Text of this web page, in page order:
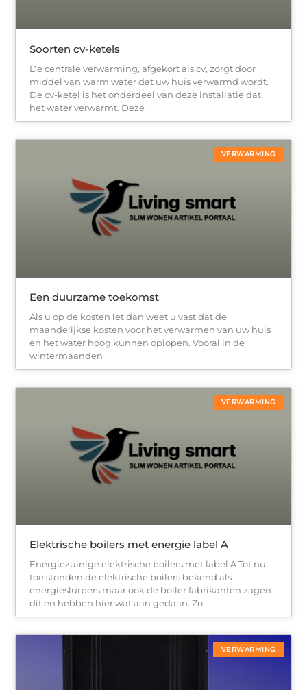
Soorten cv-ketels
De centrale verwarming, afgekort als cv, zorgt door
middel van warm water dat uw huis verwarmd wordt.
De cv-ketel is het onderdeel van deze installatie dat
het water verwarmt. Deze
VERWARMING
Een duurzame toekomst
Als u op de kosten let dan weet u vast dat de
maandelijkse kosten voor het verwarmen van uw huis
en het water hoog kunnen oplopen. Vooral in de
wintermaanden
VERWARMING
Elektrische boilers met energie label A
Energiezuinige elektrische boilers met label A Tot nu
toe stonden de elektrische boilers bekend als
energieslurpers maar ook de boiler fabrikanten zagen
dit en hebben hier wat aan gedaan. Zo
VERWARMING